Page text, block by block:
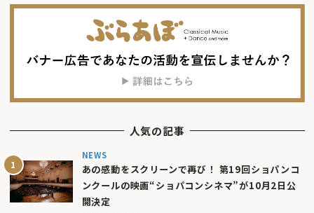
人気の記事
NEWS
あの感動をスクリーンで再び！ 第19回ショパンコ
ンクールの映画“ショパコンシネマ”が10月2日公
開決定